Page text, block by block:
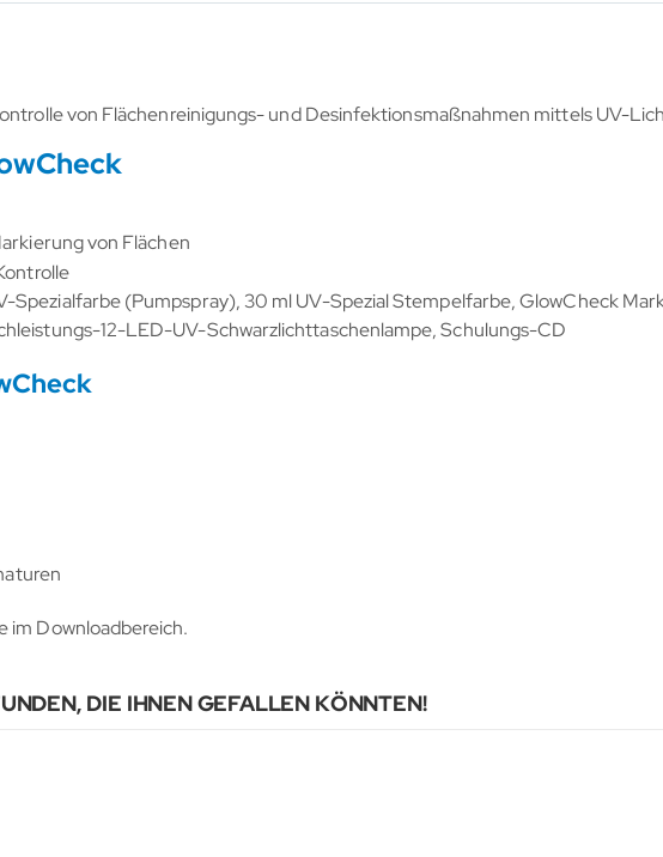
von Flächenreinigungs- und Desinfektionsmaßnahmen mittels UV-
von Flächen
Spezialfarbe (Pumpspray), 30 ml UV-Spezial Stempelfarbe, GlowCheck
12-LED-UV-Schwarzlichttaschenlampe, Schulungs-CD
im Downloadbereich.
DIE IHNEN GEFALLEN KÖNNTEN!